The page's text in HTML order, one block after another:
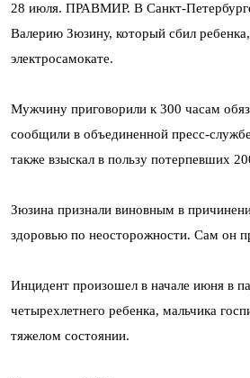
28 июля. ПРАВМИР. В Санкт-
Валерию Зюзину, который сбил ребенка,
электросамокате.
Мужчину приговорили к 300 часам
сообщили в объединенной пресс-
также взыскал в пользу потерпевших
Зюзина признали виновным в
здоровью по неосторожности. Сам он
Инцидент произошел в начале июня в
четырехлетнего ребенка, мальчика
тяжелом состоянии.